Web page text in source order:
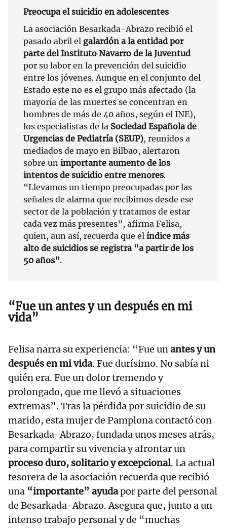
Preocupa el suicidio en adolescentes
La asociación Besarkada-Abrazo recibió el
pasado abril el galardón a la entidad por
parte del Instituto Navarro de la Juventud
por su labor en la prevención del suicidio
entre los jóvenes. Aunque en el conjunto del
Estado este no es el grupo más afectado (la
mayoría de las muertes se concentran en
hombres de más de 40 años, según el INE),
los especialistas de la Sociedad Española de
Urgencias de Pediatría (SEUP), reunidos a
mediados de mayo en Bilbao, alertaron
sobre un importante aumento de los
intentos de suicidio entre menores.
“Llevamos un tiempo preocupadas por las
señales de alarma que recibimos desde ese
sector de la población y tratamos de estar
cada vez más presentes”, afirma Felisa,
quien, aun así, recuerda que el índice más
alto de suicidios se registra “a partir de los
50 años”.
“Fue un antes y un después en mi
vida”
Felisa narra su experiencia: “Fue unantes y un
después en mi vida. Fue durísimo. No sabía ni
quién era. Fue un dolor tremendo y
prolongado, que me llevó a situaciones
extremas”. Tras la pérdida por suicidio de su
marido, esta mujer de Pamplona contactó con
Besarkada-Abrazo, fundada unos meses atrás,
para compartir su vivencia y afrontar un
proceso duro, solitario y excepcional. La actual
tesorera de la asociación recuerda que recibió
una “importante” ayudapor parte del personal
de Besarkada-Abrazo. Asegura que, junto a un
intenso trabajo personal y de “muchas